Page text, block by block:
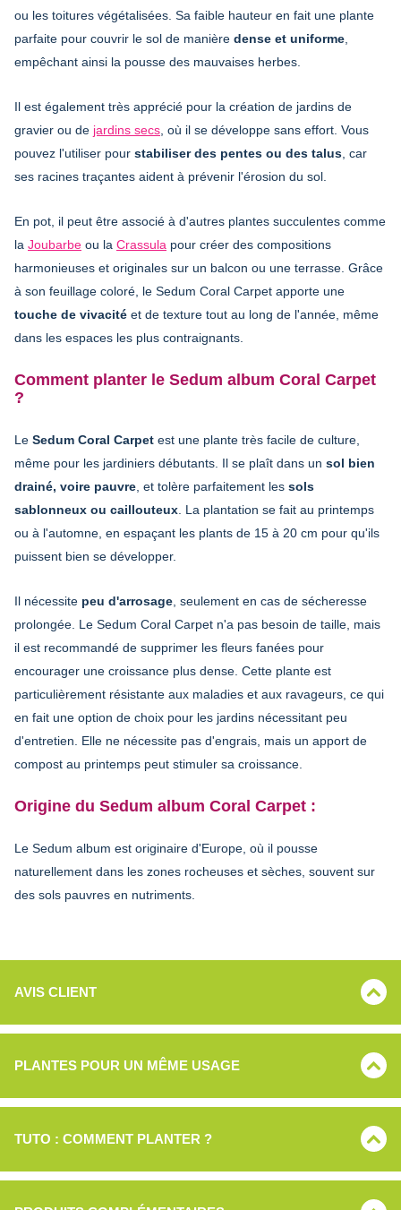
ou les toitures végétalisées. Sa faible hauteur en fait une plante
parfaite pour couvrir le sol de manière dense et uniforme
empêchant ainsi la pousse des mauvaises herbes.
Il est également très apprécié pour la création de jardins de
gravier ou de jardins secs , où il se développe sans effort. Vous
pouvez l'utiliser pour stabiliser des pentes ou des talus , car
ses racines traçantes aident à prévenir l'érosion du sol.
En pot, il peut être associé à d'autres plantes succulentes comme
la Joubarbe ou la Crassula pour créer des compositions
harmonieuses et originales sur un balcon ou une terrasse. Grâce
à son feuillage coloré, le Sedum Coral Carpet apporte une
touche de vivacité et de texture tout au long de l'année, même
dans les espaces les plus contraignants.
Comment planter le Sedum album Coral Carpet
?
Le Sedum Coral Carpet est une plante très facile de culture,
même pour les jardiniers débutants. Il se plaît dans un sol bien
drainé, voire pauvre , et tolère parfaitement les sols
sablonneux ou caillouteux . La plantation se fait au printemps
ou à l'automne, en espaçant les plants de 15 à 20 cm pour qu'ils
puissent bien se développer.
Il nécessite peu d'arrosage , seulement en cas de sécheresse
prolongée. Le Sedum Coral Carpet n'a pas besoin de taille, mais
il est recommandé de supprimer les fleurs fanées pour
encourager une croissance plus dense. Cette plante est
particulièrement résistante aux maladies et aux ravageurs, ce qui
en fait une option de choix pour les jardins nécessitant peu
d'entretien. Elle ne nécessite pas d'engrais, mais un apport de
compost au printemps peut stimuler sa croissance.
Origine du Sedum album Coral Carpet :
Le Sedum album est originaire d'Europe, où il pousse
naturellement dans les zones rocheuses et sèches, souvent sur
des sols pauvres en nutriments.
AVIS CLIENT
PLANTES POUR UN MÊME USAGE
TUTO : COMMENT PLANTER ?